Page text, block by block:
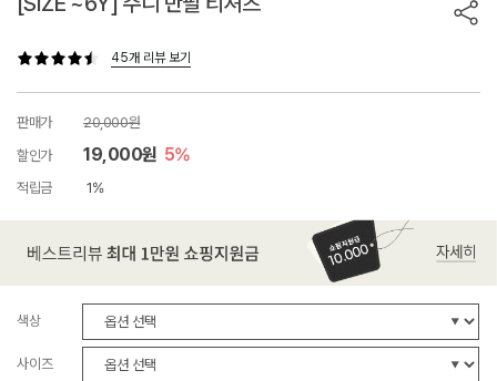
45개 리뷰 보기
판매가
20,000원
할인가
19,000원 5%
적립금 1%
색상
사이즈